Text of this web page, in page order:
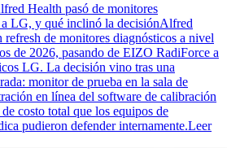
Health pasó de monitores
LG, y qué inclinó la decisiónAlfred
de monitores diagnósticos a nivel
de 2026, pasando de EIZO RadiForce a
LG. La decisión vino tras una
monitor de prueba en la sala de
en línea del software de calibración
costo total que los equipos de
pudieron defender internamente.Leer